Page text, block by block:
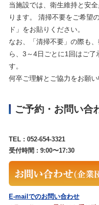
当施設では、衛生維持と安
ります。 清掃不要をご希望
ド」をお貼りください。
なお、「清掃不要」の際も
ら、3～4日ごとに1回はご了
す。
何卒ご理解とご協力をお願い
ご予約・お問い合
TEL : 052-654-3321
受付時間 : 9:00〜17:30
E-mailでのお問い合わせ